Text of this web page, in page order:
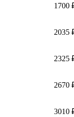
1700
2035
2325
2670
3010